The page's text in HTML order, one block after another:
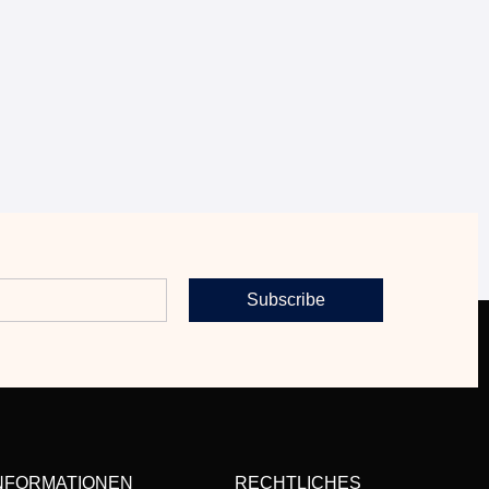
Subscribe
RECHTLICHES